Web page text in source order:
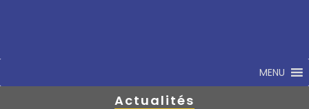
MENU
Actualités